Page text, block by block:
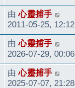
發
表
最
後
發
表
由心靈捕手
2011-05-25, 12:12
最
後
發
表
由心靈捕手
2026-07-29, 00:06
最
後
由心靈捕手
2025-07-07, 21:28